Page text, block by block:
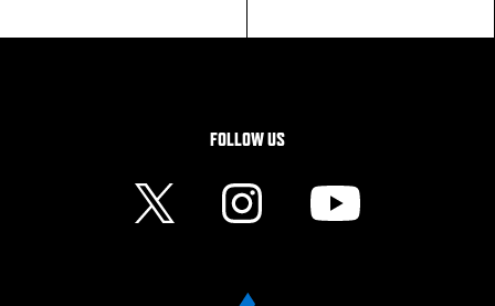
FOLLOW US